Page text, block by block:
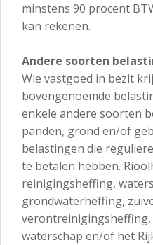
minstens 90 procent
kan rekenen.
Andere soorten
Wie vastgoed in bezit
bovengenoemde
enkele andere soorten
panden, grond en/of
belastingen die
te betalen hebben.
reinigingsheffing,
grondwaterheffing,
waterschap en/of het